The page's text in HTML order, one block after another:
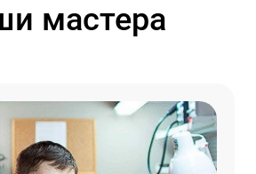
мастера